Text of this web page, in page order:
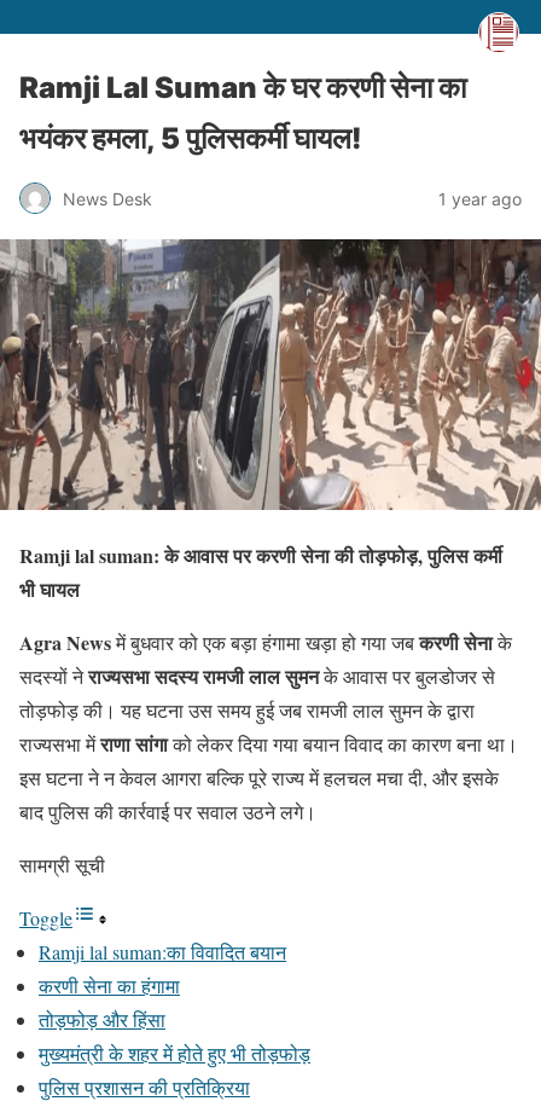
Ramji Lal Suman के घर करणी सेना का
भयंकर हमला, 5 पुलिसकर्मी घायल!
News Desk 1 year ago
Ramji lal suman: के आवास पर करणी सेना की तोड़फोड़, पुलिस कर्मी
भी घायल
Agra Newsमें बुधवार को एक बड़ा हंगामा खड़ा हो गया जबकरणी सेनाके
सदस्यों नेराज्यसभा सदस्य रामजी लाल सुमनके आवास पर बुलडोजर से
तोड़फोड़ की। यह घटना उस समय हुई जब रामजी लाल सुमन के द्वारा
राज्यसभा मेंराणा सांगाको लेकर दिया गया बयान विवाद का कारण बना था।
इस घटना ने न केवल आगरा बल्कि पूरे राज्य में हलचल मचा दी, और इसके
बाद पुलिस की कार्रवाई पर सवाल उठने लगे।
सामग्री सूची
Toggle
Ramji lal suman:का विवादित बयान
करणी सेना का हंगामा
तोड़फोड़ और हिंसा
मुख्यमंत्री के शहर में होते हुए भी तोड़फोड़
पुलिस प्रशासन की प्रतिक्रिया